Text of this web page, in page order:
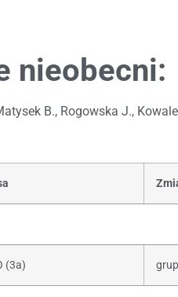
nieobecni:
B., Rogowska J.,
(3a)